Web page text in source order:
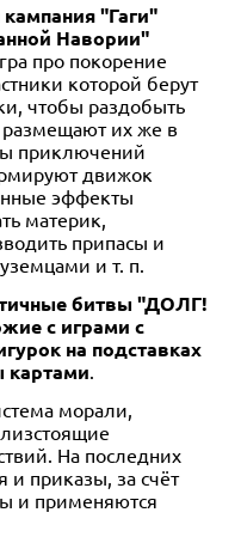
"Гаги"
Навории"
про покорение
которой берут
чтобы раздобыть
их же в
приключений
движок
эффекты
материк,
припасы и
и т. п.
битвы "ДОЛГ!
с играми с
на подставках
картами
морали,
На последних
приказы, за счёт
и применяются